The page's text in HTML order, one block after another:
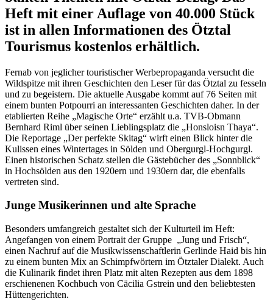
Heft mit einer Auflage von 40.000 Stück
ist in allen Informationen des Ötztal
Tourismus kostenlos erhältlich.
Fernab von jeglicher touristischer Werbepropaganda versucht die
Wildspitze mit ihren Geschichten den Leser für das Ötztal zu fesseln
und zu begeistern. Die aktuelle Ausgabe kommt auf 76 Seiten mit
einem bunten Potpourri an interessanten Geschichten daher. In der
etablierten Reihe „Magische Orte“ erzählt u.a. TVB-Obmann
Bernhard Riml über seinen Lieblingsplatz die „Honsloisn Thaya“.
Die Reportage „Der perfekte Skitag“ wirft einen Blick hinter die
Kulissen eines Wintertages in Sölden und Obergurgl-Hochgurgl.
Einen historischen Schatz stellen die Gästebücher des „Sonnblick“
in Hochsölden aus den 1920ern und 1930ern dar, die ebenfalls
vertreten sind.
Junge Musikerinnen und alte Sprache
Besonders umfangreich gestaltet sich der Kulturteil im Heft:
Angefangen von einem Portrait der Gruppe „Jung und Frisch“,
einen Nachruf auf die Musikwissenschaftlerin Gerlinde Haid bis hin
zu einem bunten Mix an Schimpfwörtern im Ötztaler Dialekt. Auch
die Kulinarik findet ihren Platz mit alten Rezepten aus dem 1898
erschienenen Kochbuch von Cäcilia Gstrein und den beliebtesten
Hüttengerichten.